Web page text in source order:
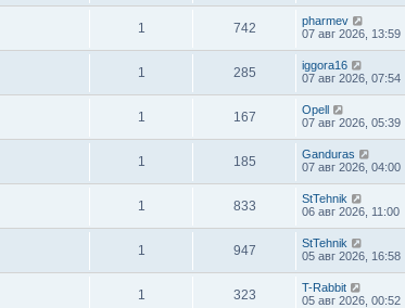
1 742
pharmev
07 авг 2026, 13:59
1 285
iggora16
07 авг 2026, 07:54
1 167
Opell
07 авг 2026, 05:39
1 185
Ganduras
07 авг 2026, 04:00
1 833
StTehnik
06 авг 2026, 11:00
1 947
StTehnik
05 авг 2026, 16:58
1 323
T-Rabbit
05 авг 2026, 00:52